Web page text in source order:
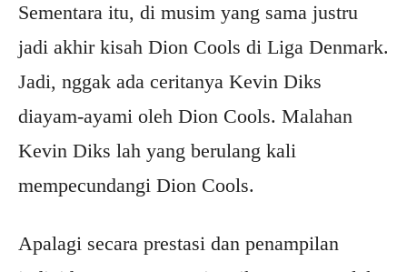
Sementara itu, di musim yang sama justru
jadi akhir kisah Dion Cools di Liga Denmark.
Jadi, nggak ada ceritanya Kevin Diks
diayam-ayami oleh Dion Cools. Malahan
Kevin Diks lah yang berulang kali
mempecundangi Dion Cools.
Apalagi secara prestasi dan penampilan